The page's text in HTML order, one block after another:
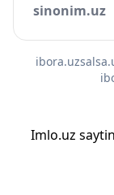
sinonim.uz
ibora.uz
Imlo.uz